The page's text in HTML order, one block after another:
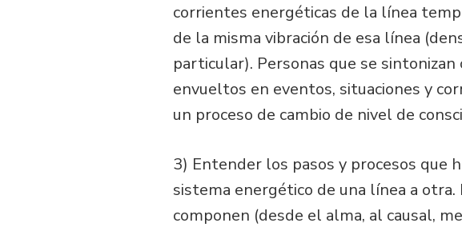
corrientes energéticas de la línea
de la misma vibración de esa línea
particular). Personas que se
envueltos en eventos, situaciones y
un proceso de cambio de nivel de
3) Entender los pasos y procesos que
sistema energético de una línea a
componen (desde el alma, al causal,